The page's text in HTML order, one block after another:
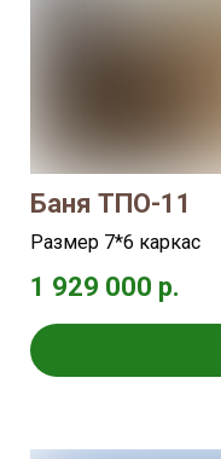
Баня ТПО-11
Размер 7*6 каркас
1 929 000 р.